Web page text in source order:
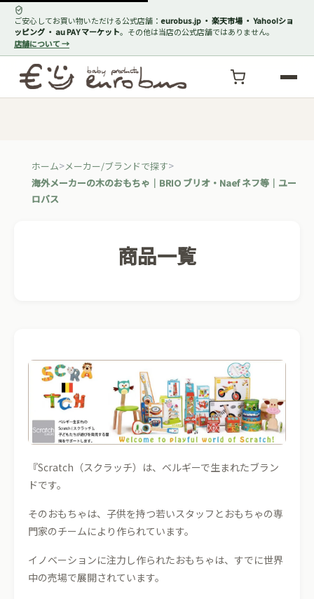
ご安心してお買い物いただける公式店舗： eurobus.jp ・ 楽天市場 ・ Yahoo!ショ
ッピング ・ au PAY マーケット。その他は当店の公式店舗ではありません。
店舗について →
ホーム メーカー/ブランドで探す
海外メーカーの木のおもちゃ｜BRIO ブリオ・Naef ネフ等｜ユー
ロバス
商品一覧
『Scratch（スクラッチ）は、ベルギーで生まれたブラン
ドです。
そのおもちゃは、子供を持つ若いスタッフとおもちゃの専
門家のチームにより作られています。
イノベーションに注力し作られたおもちゃは、すでに世界
中の売場で展開されています。